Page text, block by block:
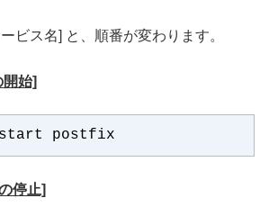
ビス名] と、順番が変わります。
始]
postfix
停止]